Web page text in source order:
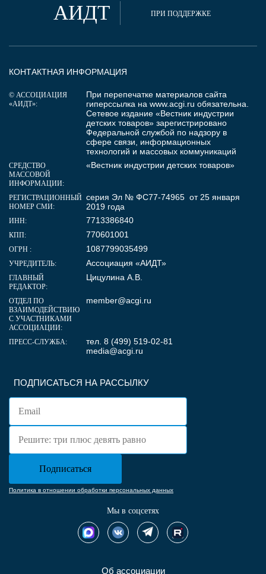
АИДТ ПРИ ПОДДЕРЖКЕ
Об ассоциации
ПОДПИСАТЬСЯ НА РАССЫЛКУ
Политика в отношении обработки персональных данных
Мы в соцсетях
КОНТАКТНАЯ ИНФОРМАЦИЯ
© АССОЦИАЦИЯ
«АИДТ»:
При перепечатке материалов сайта
гиперссылка на www.acgi.ru обязательна.
Сетевое издание «Вестник индустрии
детских товаров» зарегистрировано
Федеральной службой по надзору в
сфере связи, информационных
технологий и массовых коммуникаций
СРЕДСТВО
МАССОВОЙ
ИНФОРМАЦИИ:
«Вестник индустрии детских товаров»
РЕГИСТРАЦИОННЫЙ
НОМЕР СМИ:
серия Эл № ФС77-74965 от 25 января
2019 года
ИНН: 7713386840
КПП: 770601001
ОГРН : 1087799035499
УЧРЕДИТЕЛЬ: Ассоциация «АИДТ»
ГЛАВНЫЙ
РЕДАКТОР:
Цицулина А.В.
ОТДЕЛ ПО
ВЗАИМОДЕЙСТВИЮ
С УЧАСТНИКАМИ
АССОЦИАЦИИ:
member@acgi.ru
ПРЕСС-СЛУЖБА:
тел. 8 (499) 519-02-81
media@acgi.ru